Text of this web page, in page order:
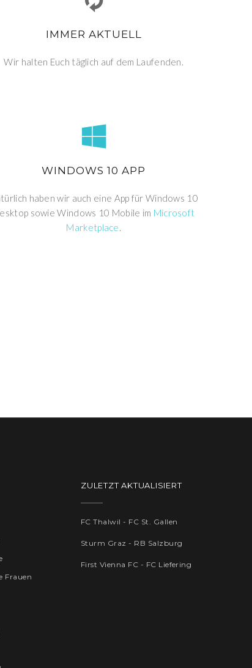
IMMER AKTUELL
Wir halten Euch täglich auf dem Laufenden.
WINDOWS 10 APP
haben wir auch eine App für Windows 10
sowie Windows 10 Mobile im Microsoft
Marketplace.
Frauen
ZULETZT AKTUALISIERT
FC Thalwil - FC St. Gallen
Sturm Graz - RB Salzburg
First Vienna FC - FC Liefering